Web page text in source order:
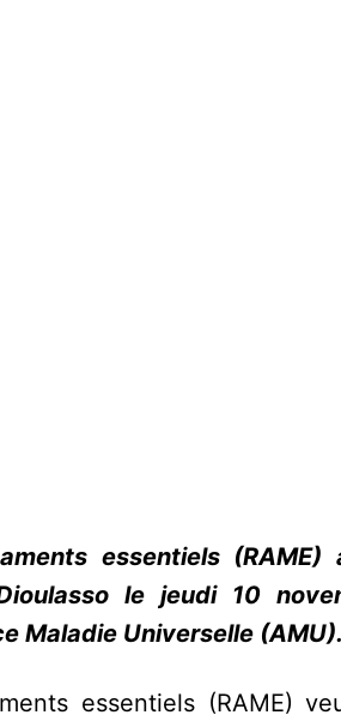
essentiels
le jeudi 10
Maladie Universelle (AMU).
essentiels (RAME)